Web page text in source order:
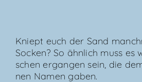
Kniept euch der Sand
Socken? So ähn­lich muss es
schen ergan­gen sein, die
nen Namen gaben.